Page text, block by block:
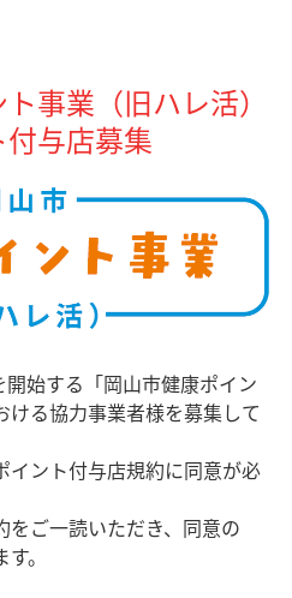
事業（旧ハレ活）
与店募集
始する「岡山市健康ポイン
ける協力事業者様を募集して
イント付与店規約に同意が必
ご一読いただき、同意の
。